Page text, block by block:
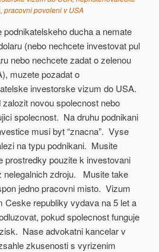
, pracovni povoleni v USA
podnikatelskeho ducha a nemate
(nebo nechcete investovat pul
nebo nechcete zadat o zelenou
muzete pozadat o
investorske vizum do USA.
zalozit novou spolecnost nebo
spolecnost. Na druhu podnikani
musi byt “znacna”. Vyse
na typu podnikani. Musite
prostredky pouzite k investovani
nelegalnich zdroju. Musite take
jedno pracovni misto. Vizum
Ceske republiky vydava na 5 let a
pokud spolecnost funguje
Nase advokatni kancelar v
zkusenosti s vyrizenim